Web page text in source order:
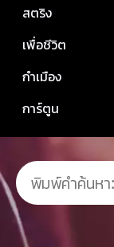
สตริง
เพื่อชีวิต
กำเมือง
การ์ตูน